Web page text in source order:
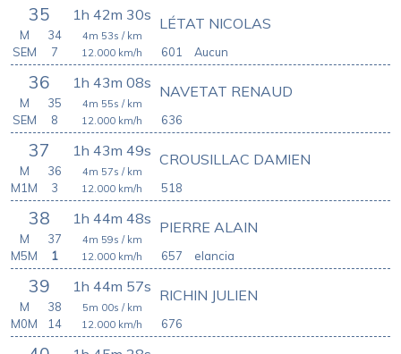
35 1h 42m 30s
601
LÉTAT NICOLAS
4m 53s / km
12.000 km/h
M
34
SEM
7 Aucun
36 1h 43m 08s
636
NAVETAT RENAUD
4m 55s / km
12.000 km/h
M
35
SEM
8
37 1h 43m 49s
518
CROUSILLAC DAMIEN
4m 57s / km
12.000 km/h
M
36
M1M
3
38 1h 44m 48s
657
PIERRE ALAIN
4m 59s / km
12.000 km/h
M
37
M5M
1 elancia
39 1h 44m 57s
676
RICHIN JULIEN
5m 00s / km
12.000 km/h
M
38
M0M
14